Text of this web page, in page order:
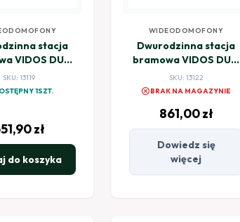
stacja
VIDOS DUO
S1102A
SKU: 13119
1SZT.
zł
do koszyka
WIDEODOMOFONY
Dwurodzinna stacja
bramowa VIDOS DUO
S1202A
SKU: 13122
cancelBRAK NA MAGAZYNIE
861,00zł
Dowiedz się
więcej